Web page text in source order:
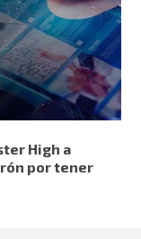
High a
por tener